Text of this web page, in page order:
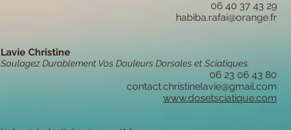
06 40 37 43 29
habiba.rafai@orange.fr
Lavie Christine
Soulagez Durablement Vos Douleurs Dorsales et Sciatiques.
06 23 06 43 80
contact.christinelavie@gmail.com
www.dosetsciatique.com